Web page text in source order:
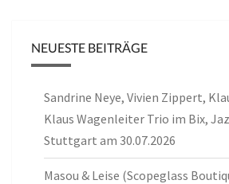
NEUESTE BEITRÄGE
Sandrine Neye, Vivien Zippert,
Klaus Wagenleiter Trio im Bix,
Stuttgart am 30.07.2026
Masou & Leise (Scopeglass